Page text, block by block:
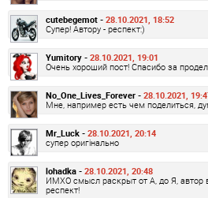
cutebegemot - 28.10.2021, 18:52
Супер! Автору - респект:)
Yumitory - 28.10.2021, 19:01
Очень хороший пост! Спасибо за
No_One_Lives_Forever - 28.10.2021,
Мне, например есть чем поделиться,
Mr_Luck - 28.10.2021, 20:14
супер оригінально
lohadka - 28.10.2021, 20:48
ИМХО смысл раскрыт от А, до Я, автор
респект!